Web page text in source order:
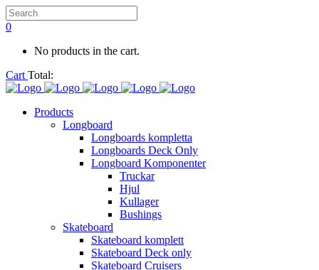
0
No products in the cart.
Cart Total:
Products
Longboard
Longboards kompletta
Longboards Deck Only
Longboard Komponenter
Truckar
Hjul
Kullager
Bushings
Skateboard
Skateboard komplett
Skateboard Deck only
Skateboard Cruisers